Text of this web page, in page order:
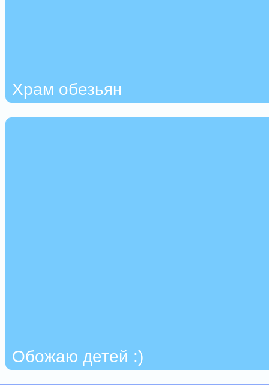
Храм обезьян
Обожаю детей :)